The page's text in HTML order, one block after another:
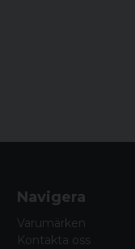
Navigera
Varumärken
Kontakta oss